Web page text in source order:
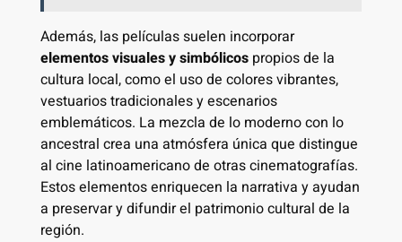
Además, las películas suelen incorporar
elementos visuales y simbólicospropios de la
cultura local, como el uso de colores vibrantes,
vestuarios tradicionales y escenarios
emblemáticos. La mezcla de lo moderno con lo
ancestral crea una atmósfera única que distingue
al cine latinoamericano de otras cinematografías.
Estos elementos enriquecen la narrativa y ayudan
a preservar y difundir el patrimonio cultural de la
región.